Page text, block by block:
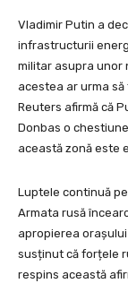
Vladimir Putin a
infrastructurii
militar asupra unor
acestea ar urma să
Reuters afirmă că
Donbas o
această zonă este
Luptele continuă
Armata rusă
apropierea
susținut că forțele
respins această